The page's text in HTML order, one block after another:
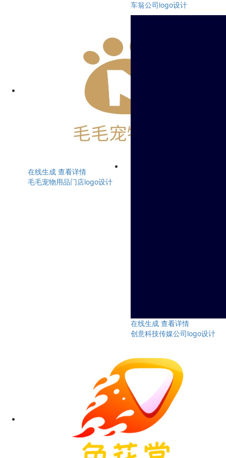
车翁公司logo设计
在线生成 查看详情
毛毛宠物用品门店logo设计
在线生成 查看详情
创意科技传媒公司logo设计